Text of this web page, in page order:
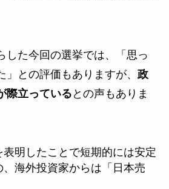
した今回の選挙では、「思っ
」との評価もありますが、 政
際立っている との声もありま
明したことで短期的には安定
、海外投資家からは「日本売